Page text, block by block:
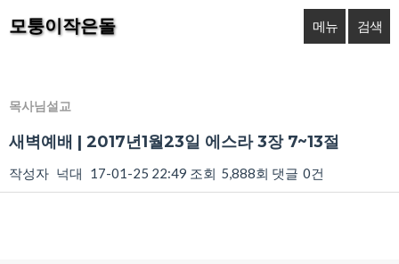
모퉁이작은돌 메뉴 검색
목사님설교
새벽예배 | 2017년1월23일 에스라 3장 7~13절
작성자 넉대 17-01-25 22:49 조회 5,888회 댓글 0건